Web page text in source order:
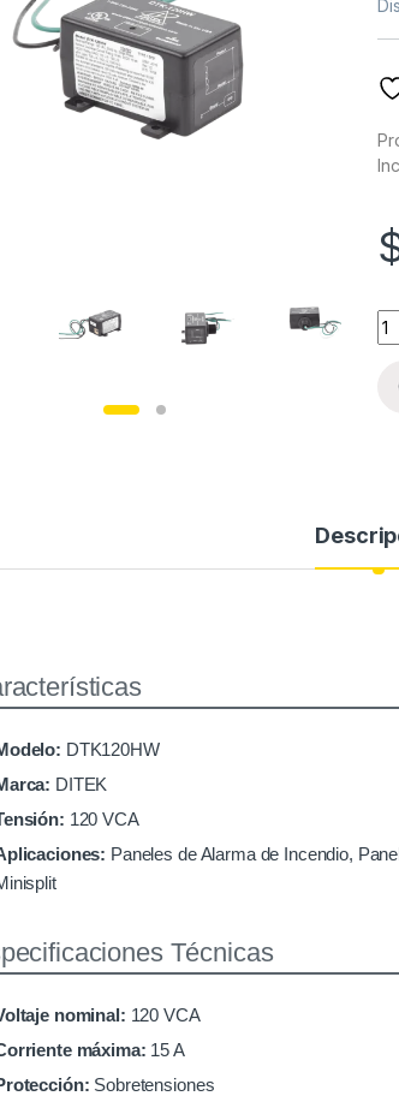
DTK120HW
DITEK
120 VCA
Paneles de Alarma de Incendio,
Técnicas
nominal: 120 VCA
máxima: 15 A
Sobretensiones